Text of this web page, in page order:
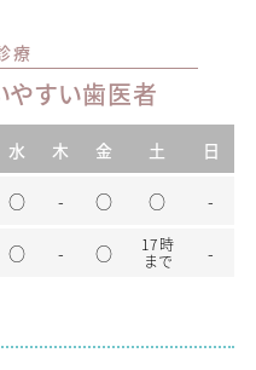
療
すい歯医者
水 木 金 土 日
○ - ○ ○ -
○ - ○
17時
まで
-